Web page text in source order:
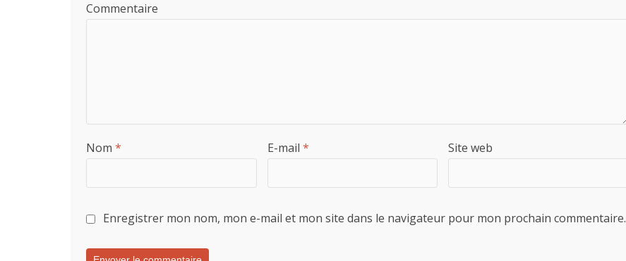
Commentaire
Nom * E-mail * Site web
Enregistrer mon nom, mon e-mail et mon site dans le navigateur pour mon prochain commentaire.